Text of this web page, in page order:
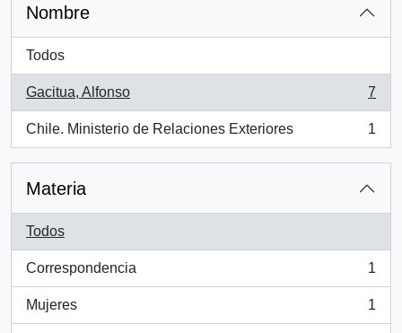
Nombre
Todos
Gacitua, Alfonso
, 7 resultados
7
Chile. Ministerio de Relaciones Exteriores
, 1 resultados
1
Materia
Todos
Correspondencia
, 1 resultados
1
Mujeres
, 1 resultados
1